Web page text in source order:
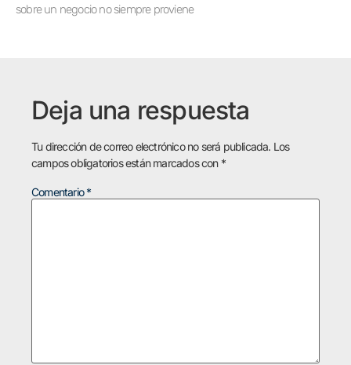
sobre un negocio no siempre proviene
Deja una respuesta
Tu dirección de correo electrónico no será publicada. Los
campos obligatorios están marcados con *
Comentario*